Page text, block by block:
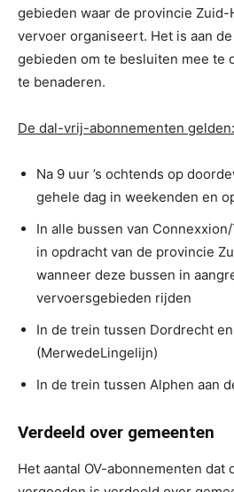
gebieden waar de provincie
vervoer organiseert. Het is aan
gebieden om te besluiten mee te
te benaderen.
De dal-vrij-abonnementen gelden:
Na 9 uur ’s ochtends op
gehele dag in weekenden en
In alle bussen van
in opdracht van de provincie
wanneer deze bussen in
vervoersgebieden rijden
In de trein tussen Dordrecht
(MerwedeLingelijn)
In de trein tussen Alphen aan
Verdeeld over gemeenten
Het aantal OV-abonnementen dat